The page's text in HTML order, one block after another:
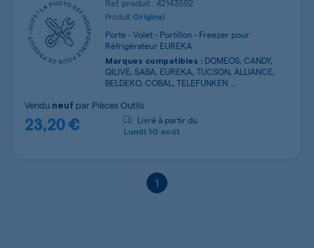
Ref. produit : 42143592
Produit Original
Porte - Volet - Portillon - Freezer pour
Réfrigérateur EUREKA
Marques compatibles : DOMEOS, CANDY,
QILIVE, SABA, EUREKA, TUCSON, ALLIANCE,
BELDEKO, COBAL, TELEFUNKEN ...
23,20 €
Vendu neuf par Pièces Outils
Livré à partir du
Lundi 10 août
1